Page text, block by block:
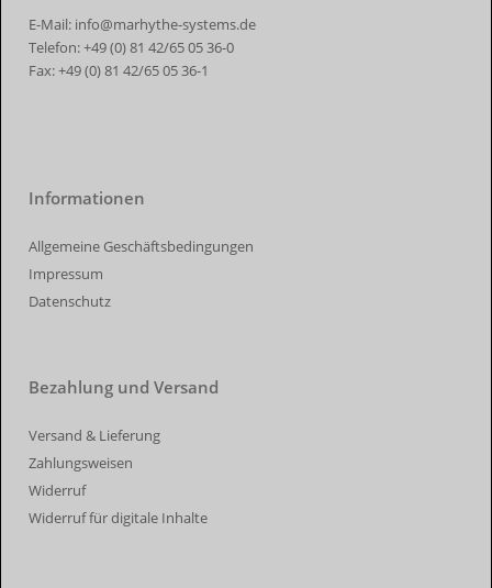
E-Mail: info@marhythe-systems.de
Telefon:+49 (0) 81 42/65 05 36-0
Fax:+49 (0) 81 42/65 05 36-1
Informationen
Allgemeine Geschäftsbedingungen
Impressum
Datenschutz
Bezahlung und Versand
Versand & Lieferung
Zahlungsweisen
Widerruf
Widerruf für digitale Inhalte